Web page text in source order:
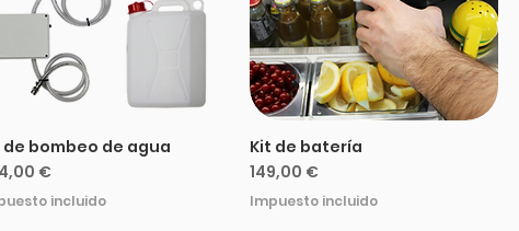
de bombeo de agua
€
incluido
Kit de batería
Precio
149,00 €
Impuesto incluido